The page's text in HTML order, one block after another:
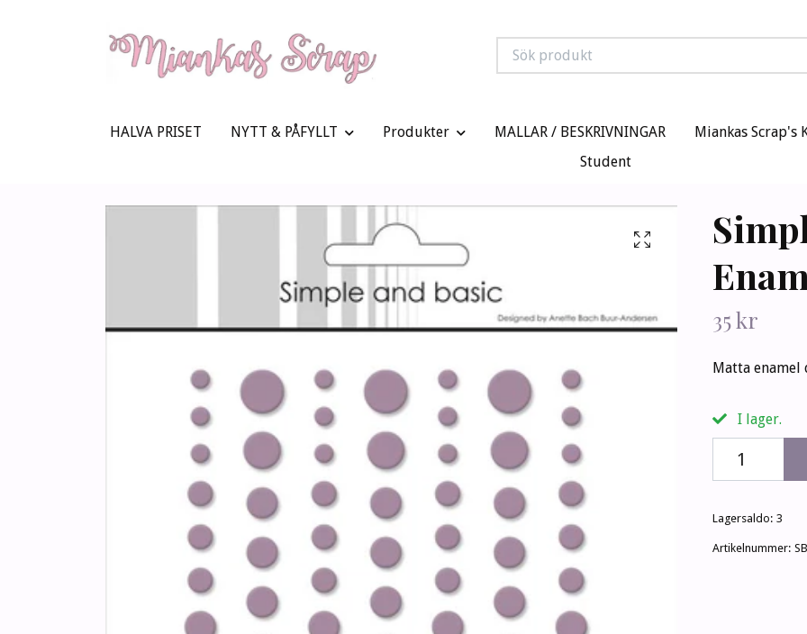
HALVA PRISET NYTT & PÅFYLLT Produkter MALLAR / BESKRIVNINGAR Miankas Scrap's
Student
35 kr
Matta enamel
I lager.
Lagersaldo: 3
Artikelnummer: